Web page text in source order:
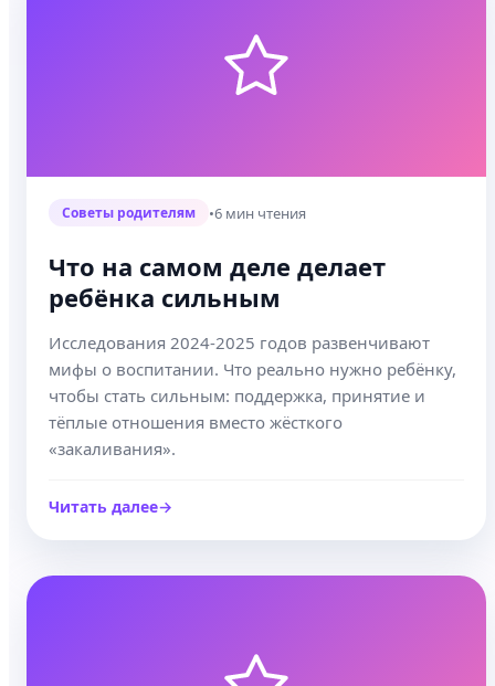
Советы родителям •6 мин чтения
Что на самом деле делает
ребёнка сильным
Исследования 2024-2025 годов развенчивают
мифы о воспитании. Что реально нужно ребёнку,
чтобы стать сильным: поддержка, принятие и
тёплые отношения вместо жёсткого
«закаливания».
Читать далее